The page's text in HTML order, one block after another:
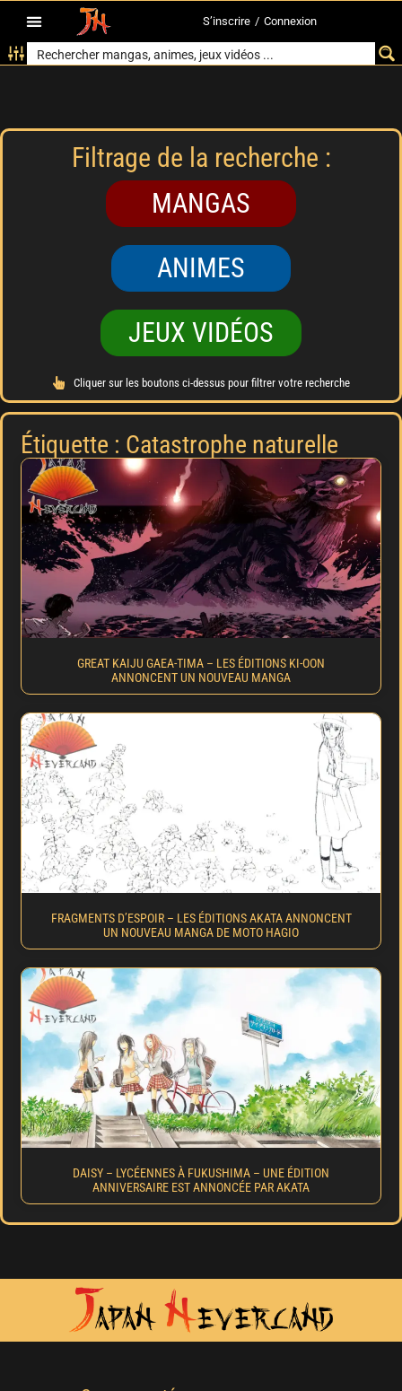
S’inscrire / Connexion
Filtrage de la recherche :
MANGAS
ANIMES
JEUX VIDÉOS
Cliquer sur les boutons ci-dessus pour filtrer votre recherche
Étiquette : Catastrophe naturelle
GREAT KAIJU GAEA-TIMA – LES ÉDITIONS KI-OON
ANNONCENT UN NOUVEAU MANGA
FRAGMENTS D’ESPOIR – LES ÉDITIONS AKATA ANNONCENT
UN NOUVEAU MANGA DE MOTO HAGIO
DAISY – LYCÉENNES À FUKUSHIMA – UNE ÉDITION
ANNIVERSAIRE EST ANNONCÉE PAR AKATA